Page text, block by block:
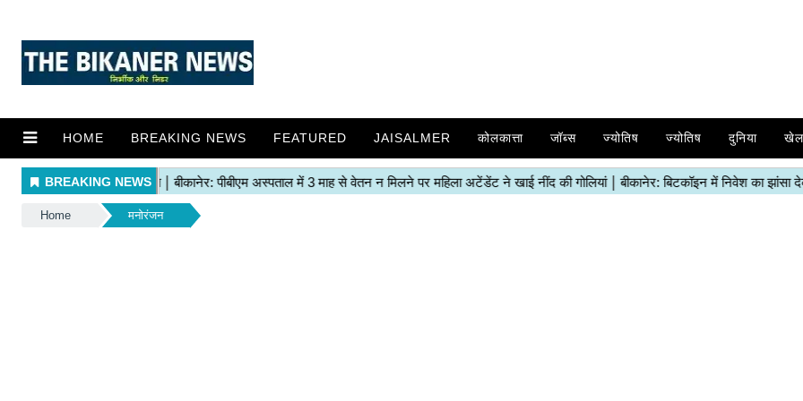
HOME BREAKING NEWS FEATURED JAISALMER कोलकात्ता जॉब्स ज्योतिष ज्योतिष दुनिया खेल
Home मनोरंजन